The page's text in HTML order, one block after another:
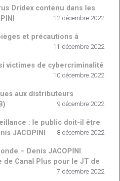
Dridex contenu dans les
12 décembre 2022
et précautions à
11 décembre 2022
victimes de cybercriminalité
10 décembre 2022
aux distributeurs
9 décembre 2022
: le public doit-il être
JACOPINI
8 décembre 2022
– Denis JACOPINI
Canal Plus pour le JT de
7 décembre 2022